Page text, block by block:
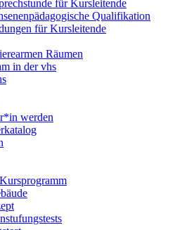
für Kursleitende
Qualifikation
für Kursleitende
Räumen
in der vhs
werden